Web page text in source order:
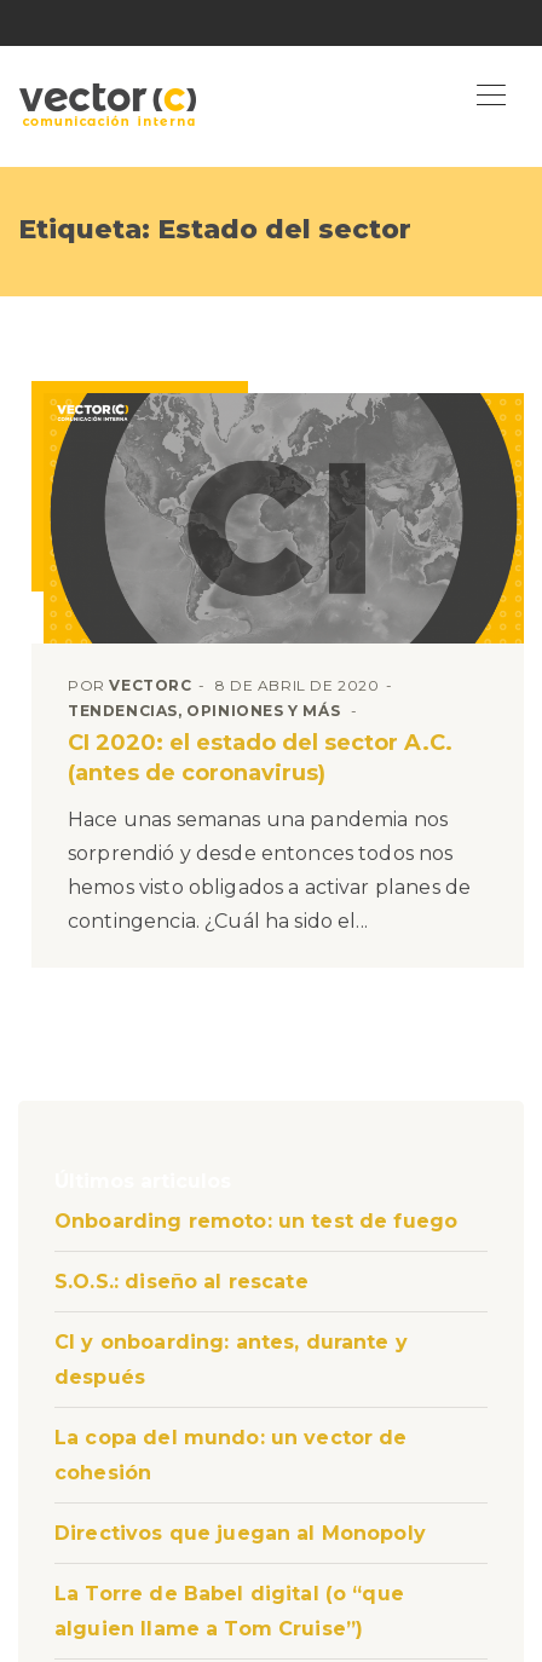
Etiqueta: Estado del sector
PORVECTORC
8 DE ABRIL DE 2020
TENDENCIAS, OPINIONES Y MÁS
CI 2020: el estado del sector A.C.
(antes de coronavirus)
Hace unas semanas una pandemia nos
sorprendió y desde entonces todos nos
hemos visto obligados a activar planes de
contingencia. ¿Cuál ha sido el...
Onboarding remoto: un test de fuego
S.O.S.: diseño al rescate
CI y onboarding: antes, durante y
después
La copa del mundo: un vector de
cohesión
Directivos que juegan al Monopoly
La Torre de Babel digital (o “que
alguien llame a Tom Cruise”)